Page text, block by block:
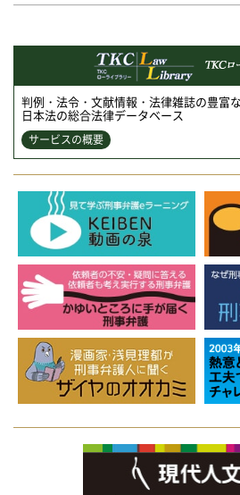
判例・法令・文献情報・法律雑誌の豊富
日本法の総合法律データベース
サービスの概要